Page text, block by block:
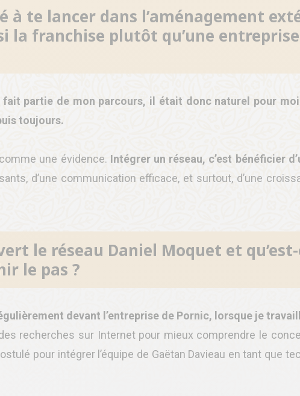
à te lancer dans l’aménagement
la franchise plutôt qu’une entreprise
fait partie de mon parcours, il était donc naturel pour
toujours.
une évidence. Intégrer un réseau, c’est bénéficier
d’une communication efficace, et surtout, d’une
le réseau Daniel Moquet et
le pas ?
devant l’entreprise de Pornic, lorsque je
recherches sur Internet pour mieux comprendre le
pour intégrer l’équipe de Gaëtan Davieau en tant que